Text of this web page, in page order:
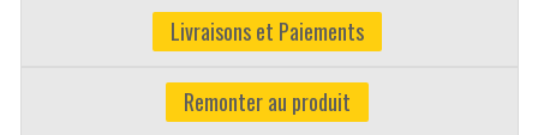
Livraisons et Paiements
Remonter au produit